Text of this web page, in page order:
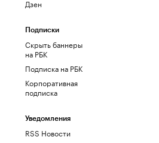
Дзен
Подписки
Скрыть баннеры
на РБК
Подписка на РБК
Корпоративная
подписка
Уведомления
RSS Новости